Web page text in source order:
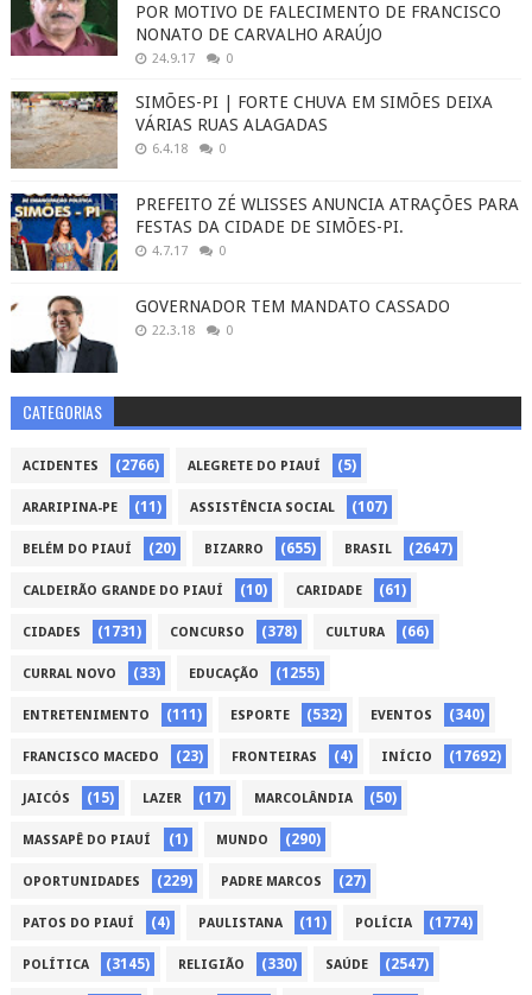
POR MOTIVO DE FALECIMENTO DE FRANCISCO
NONATO DE CARVALHO ARAÚJO
24.9.17 0
SIMÕES-PI | FORTE CHUVA EM SIMÕES DEIXA
VÁRIAS RUAS ALAGADAS
6.4.18 0
PREFEITO ZÉ WLISSES ANUNCIA ATRAÇÕES PARA
FESTAS DA CIDADE DE SIMÕES-PI.
4.7.17 0
GOVERNADOR TEM MANDATO CASSADO
22.3.18 0
CATEGORIAS
ACIDENTES (2766) ALEGRETE DO PIAUÍ (5)
ARARIPINA-PE (11) ASSISTÊNCIA SOCIAL (107)
BELÉM DO PIAUÍ (20) BIZARRO (655) BRASIL (2647)
CALDEIRÃO GRANDE DO PIAUÍ (10) CARIDADE (61)
CIDADES (1731) CONCURSO (378) CULTURA (66)
CURRAL NOVO (33) EDUCAÇÃO (1255)
ENTRETENIMENTO (111) ESPORTE (532) EVENTOS (340)
FRANCISCO MACEDO (23) FRONTEIRAS (4) INÍCIO (17692)
JAICÓS (15) LAZER (17) MARCOLÂNDIA (50)
MASSAPÊ DO PIAUÍ (1) MUNDO (290)
OPORTUNIDADES (229) PADRE MARCOS (27)
PATOS DO PIAUÍ (4) PAULISTANA (11) POLÍCIA (1774)
POLÍTICA (3145) RELIGIÃO (330) SAÚDE (2547)